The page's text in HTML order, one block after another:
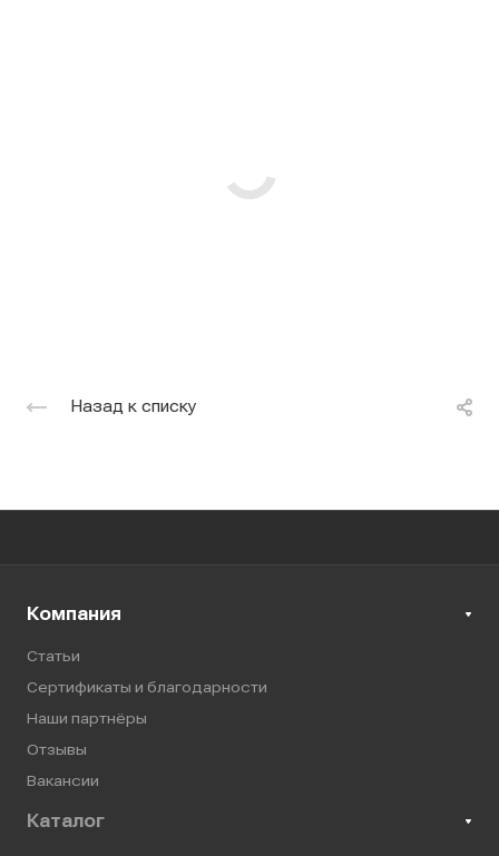
Назад к списку
Компания
Статьи
Сертификаты и благодарности
Наши партнёры
Отзывы
Вакансии
Каталог